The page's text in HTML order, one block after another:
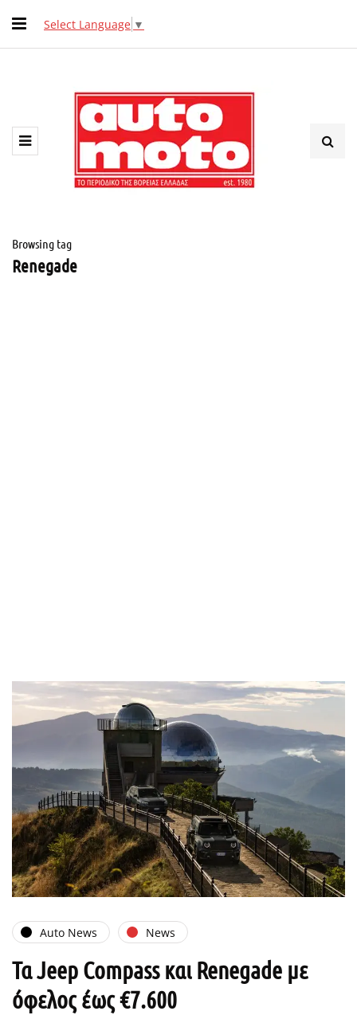
Select Language ▼
Browsing tag
Renegade
Auto News News
Τα Jeep Compass και Renegade με
όφελος έως €7.600